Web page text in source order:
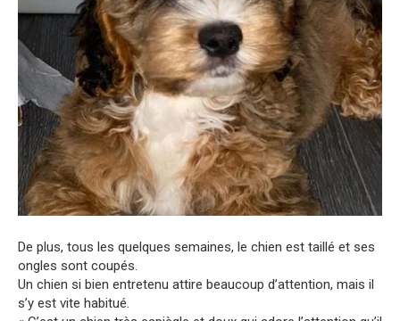
De plus, tous les quelques semaines, le chien est taillé et ses
ongles sont coupés.
Un chien si bien entretenu attire beaucoup d’attention, mais il
s’y est vite habitué.